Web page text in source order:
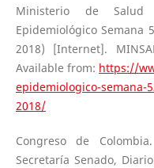
Ministerio de Salud
Epidemiológico
2018) [Internet].
Available from: https://
epidemiologico-semana-
2018/
Congreso de
Secretaría Senado,